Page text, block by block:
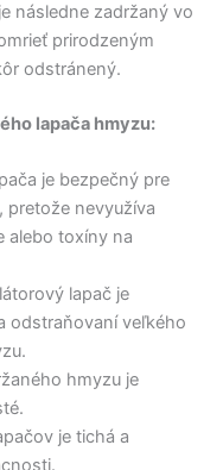
následne zadržaný vo
prirodzeným
odstránený.
lapača hmyzu:
je bezpečný pre
pretože nevyužíva
alebo toxíny na
lapač je
odstraňovaní veľkého
hmyzu je
je tichá a